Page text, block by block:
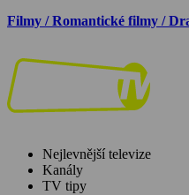
Filmy / Romantické filmy /
Nejlevnější televize
Kanály
TV tipy